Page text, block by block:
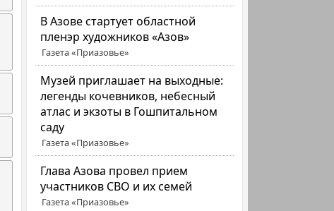
В Азове стартует областной
пленэр художников «Азов»
Газета «Приазовье»
Музей приглашает на выходные:
легенды кочевников, небесный
атлас и экзоты в Гошпитальном
саду
Газета «Приазовье»
Глава Азова провел прием
участников СВО и их семей
Газета «Приазовье»